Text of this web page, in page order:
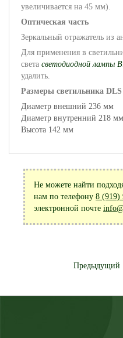
увеличивается на 45 мм).
Оптическая часть
Зеркальный отражатель из
Для применения в
света светодиодной лампы
удалить.
Размеры светильника DLS
Диаметр внешний 236 мм
Диаметр внутренний 218 мм
Высота 142 мм
Не можете найти
нам по телефону 8 (919)
электронной почте
Предыдущий